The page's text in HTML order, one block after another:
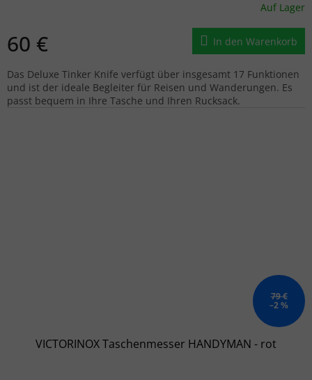
Auf Lager
60 € In den Warenkorb
Das Deluxe Tinker Knife verfügt über insgesamt 17 Funktionen
und ist der ideale Begleiter für Reisen und Wanderungen. Es
passt bequem in Ihre Tasche und Ihren Rucksack.
79 €
–2 %
VICTORINOX Taschenmesser HANDYMAN - rot